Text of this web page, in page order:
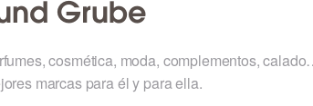
Grube
cosmética, moda, complementos,
marcas para él y para ella.